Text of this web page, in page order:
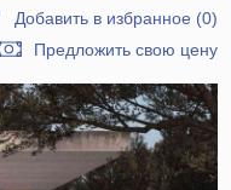
Добавить в избранное (0)
Предложить свою цену